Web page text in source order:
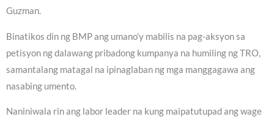
Guzman.
Binatikos din ng BMP ang umano’y mabilis na pag-aksyon sa
petisyon ng dalawang pribadong kumpanya na humiling ng TRO,
samantalang matagal na ipinaglaban ng mga manggagawa ang
nasabing umento.
Naniniwala rin ang labor leader na kung maipatutupad ang wage